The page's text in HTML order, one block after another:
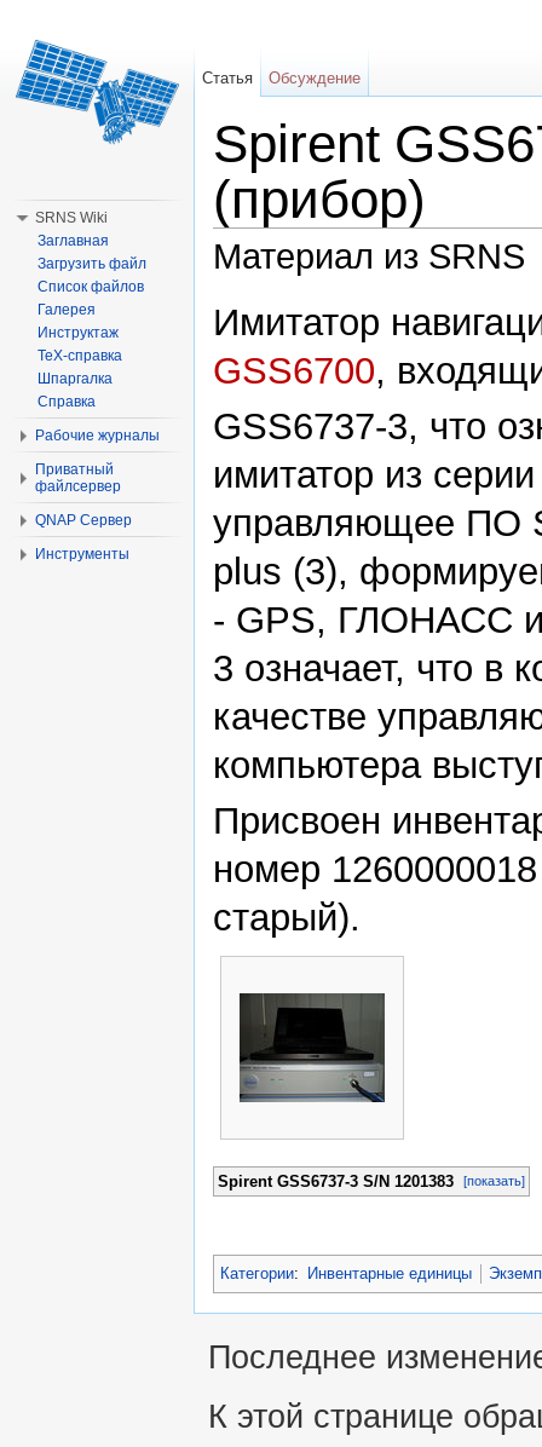
Spirent
(прибор)
Материал из SRNS
Имитатор
GSS6700,
GSS6737-3, что
имитатор из
управляющее ПО
plus (3),
- GPS, ГЛОНАСС
3 означает, что в
качестве
компьютера
Присвоен
номер
старый).
[показать]
Spirent GSS6737-3 S/N 1201383
Категории: Инвентарные единицы
Статья Обсуждение
SRNS Wiki
Заглавная
Загрузить файл
Список файлов
Галерея
Инструктаж
TeX-справка
Шпаргалка
Справка
Рабочие журналы
Приватный
файлсервер
QNAP Сервер
Инструменты
Последнее
К этой странице